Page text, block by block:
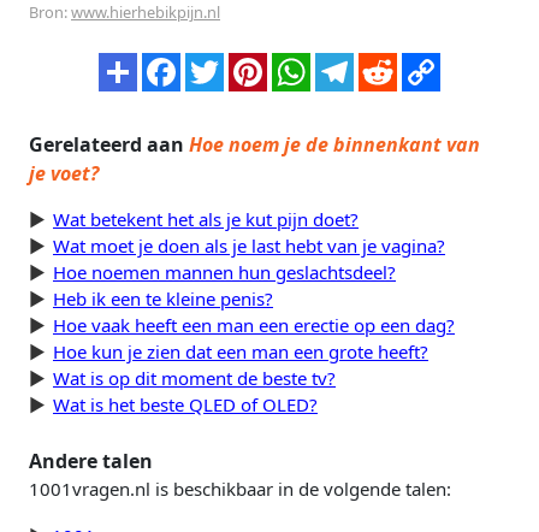
Bron:www.hierhebikpijn.nl
Gerelateerd aan Hoe noem je de binnenkant van
je voet?
Wat betekent het als je kut pijn doet?
Wat moet je doen als je last hebt van je vagina?
Hoe noemen mannen hun geslachtsdeel?
Heb ik een te kleine penis?
Hoe vaak heeft een man een erectie op een dag?
Hoe kun je zien dat een man een grote heeft?
Wat is op dit moment de beste tv?
Wat is het beste QLED of OLED?
Andere talen
1001vragen.nl is beschikbaar in de volgende talen: